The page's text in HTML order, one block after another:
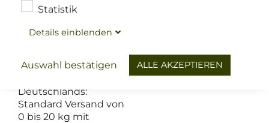
Statistik
Details einblenden
Auswahl bestätigen ALLE AKZEPTIEREN
Kein Versand auf
Mehrwertsteuer)
Deutschlands:
Standard Versand von
0 bis 20 kg mit